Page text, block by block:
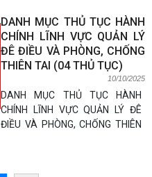
DANH MỤC THỦ TỤC HÀNH
CHÍNH LĨNH VỰC QUẢN LÝ
ĐÊ ĐIỀU VÀ PHÒNG, CHỐNG
THIÊN TAI (04 THỦ TỤC)
10/10/2025
DANH MỤC THỦ TỤC HÀNH
CHÍNH LĨNH VỰC QUẢN LÝ ĐÊ
ĐIỀU VÀ PHÒNG, CHỐNG THIÊN